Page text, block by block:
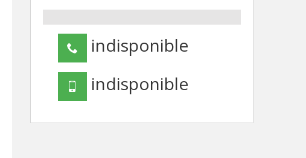
indisponible
indisponible